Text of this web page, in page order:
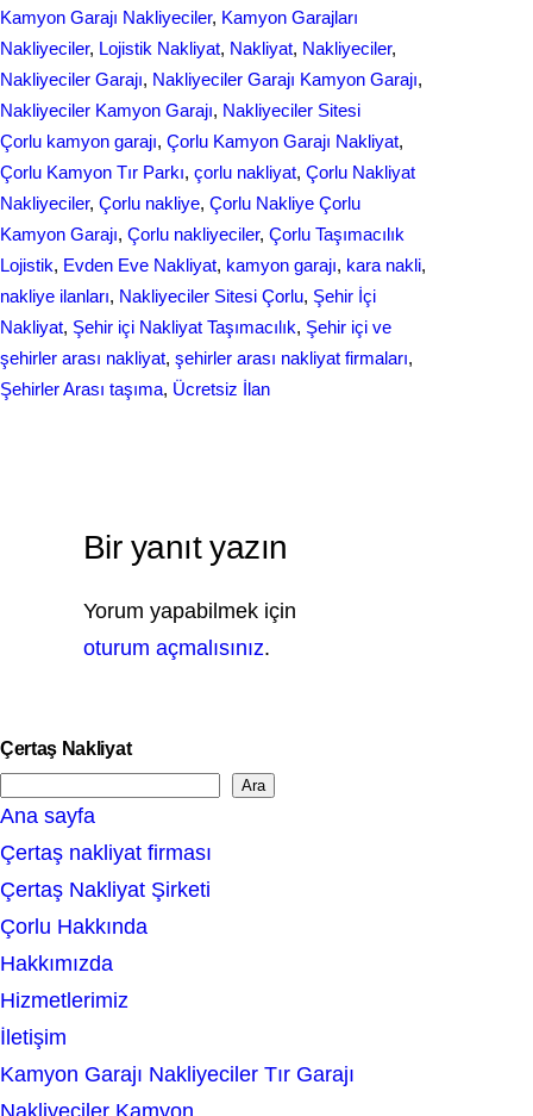
Kamyon Garajı Nakliyeciler, Kamyon Garajları
Nakliyeciler, Lojistik Nakliyat, Nakliyat, Nakliyeciler
Nakliyeciler Garajı, Nakliyeciler Garajı Kamyon Garajı
Nakliyeciler Kamyon Garajı, Nakliyeciler Sitesi
Çorlu kamyon garajı, Çorlu Kamyon Garajı Nakliyat
Çorlu Kamyon Tır Parkı, çorlu nakliyat, Çorlu Nakliyat
Nakliyeciler, Çorlu nakliye, Çorlu Nakliye Çorlu
Kamyon Garajı, Çorlu nakliyeciler, Çorlu Taşımacılık
Lojistik, Evden Eve Nakliyat, kamyon garajı, kara nakli
nakliye ilanları, Nakliyeciler Sitesi Çorlu, Şehir İçi
Nakliyat, Şehir içi Nakliyat Taşımacılık, Şehir içi ve
şehirler arası nakliyat, şehirler arası nakliyat firmaları
Şehirler Arası taşıma, Ücretsiz İlan
Bir yanıt yazın
Yorum yapabilmek için
oturum açmalısınız.
Çertaş Nakliyat
e
a
r
c
h
Ara
Ana sayfa
Çertaş nakliyat firması
Çertaş Nakliyat Şirketi
Çorlu Hakkında
Hakkımızda
Hizmetlerimiz
İletişim
Kamyon Garajı Nakliyeciler Tır Garajı
Nakliyeciler Kamyon